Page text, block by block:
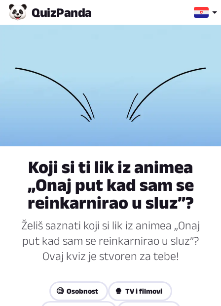
QuizPanda
Koji si ti lik iz animea
„Onaj put kad sam se
reinkarnirao u sluz”?
Želiš saznati koji si lik iz animea „Onaj
put kad sam se reinkarnirao u sluz”?
Ovaj kviz je stvoren za tebe!
🧐 Osobnost 🍿 TV i filmovi